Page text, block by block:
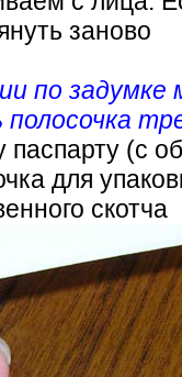
заново
по задумке
паспарту (с
для
скотча